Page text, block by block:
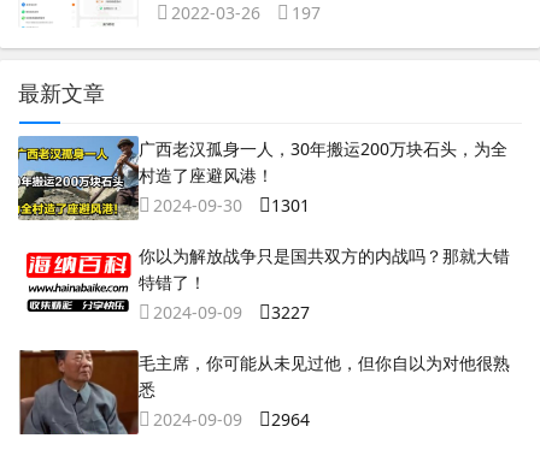
2022-03-26
197
最新文章
广西老汉孤身一人，30年搬运200万块石头，为全
村造了座避风港！
2024-09-30
1301
你以为解放战争只是国共双方的内战吗？那就大错
特错了！
2024-09-09
3227
毛主席，你可能从未见过他，但你自以为对他很熟
悉
2024-09-09
2964